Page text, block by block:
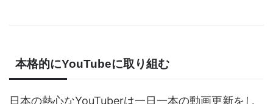
本格的にYouTubeに取り組む
日本の熱心なYouTuberは一日一本の動画更新をし